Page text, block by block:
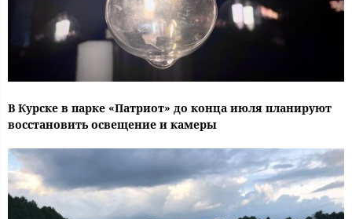
В Курске в парке «Патриот» до конца июля планируют
восстановить освещение и камеры